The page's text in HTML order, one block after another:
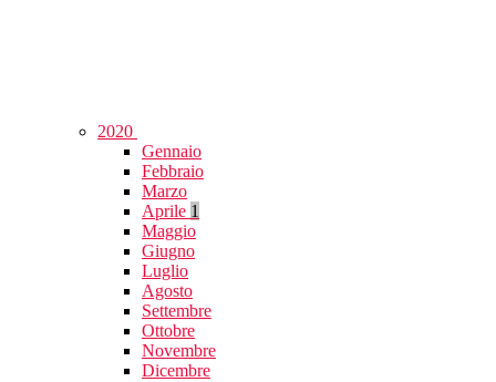
2020
Gennaio
Febbraio
Marzo
Aprile 1
Maggio
Giugno
Luglio
Agosto
Settembre
Ottobre
Novembre
Dicembre